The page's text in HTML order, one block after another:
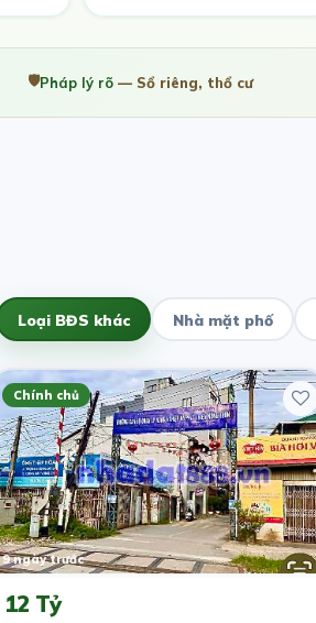
🛡️Pháp lý rõ — Sổ riêng, thổ cư
Loại BĐS khác Nhà mặt phố
Chính chủ
9 ngày trước
12 Tỷ